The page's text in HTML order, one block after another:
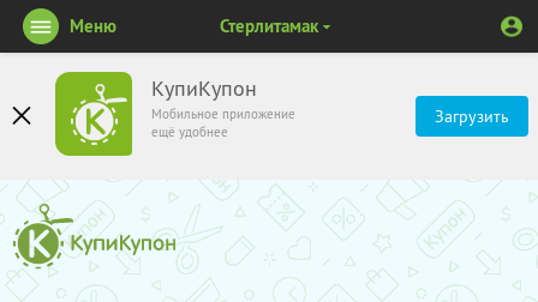
КупиКупон
Мобильное приложение
ещё удобнее
Загрузить
Меню Стерлитамак